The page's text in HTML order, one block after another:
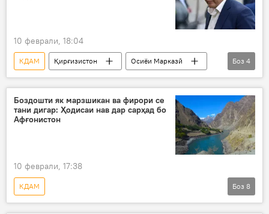
10 феврали, 18:04
КДАМ Қирғизистон
Осиёи Марказӣ
Қамчибек Тошиев
барканор
Содир Ҷабборов
Сиёсат
Боз 4
Боздошти як марзшикан ва фирори се
тани дигар: Ҳодисаи нав дар сарҳад бо
Афғонистон
10 феврали, 17:38
КДАМ
Марзи Тоҷикистону Афғонистон: ҳоло чӣ рух дода истодааст?
Боз 8